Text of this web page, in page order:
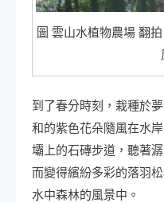
圖 雲山水植物農場 翻
到了春分時刻，栽種於
和的紫色花朵隨風在水
壩上的石磚步道，聽著
而變得繽紛多彩的落羽
水中森林的風景中。